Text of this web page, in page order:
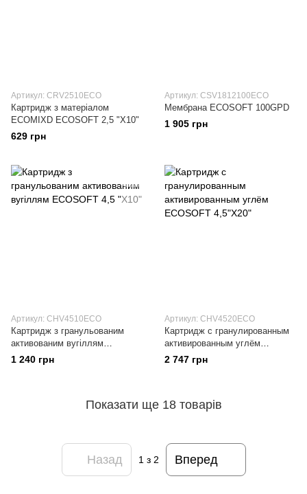
Артикул: CRV2510ECO
Картридж з матеріалом
ECOMIXD ECOSOFT 2,5 "X10"
629 грн
Артикул: CSV1812100ECO
Мембрана ECOSOFT 100GPD
1 905 грн
Артикул: CHV4510ECO
Картридж з гранульованим
активованим вугіллям
ECOSOFT 4,5 "Х10"
1 240 грн
Артикул: CHV4520ECO
Картридж с гранулированным
активированным углём
ECOSOFT 4,5"Х20"
2 747 грн
Показати ще 18 товарів
Назад 1 з 2 Вперед